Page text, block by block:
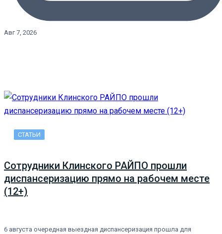
Авг 7, 2026
СТАТЬИ
Сотрудники Клинского РАЙПО прошли
диспансеризацию прямо на рабочем месте
(12+)
6 августа очередная выездная диспансеризация прошла для